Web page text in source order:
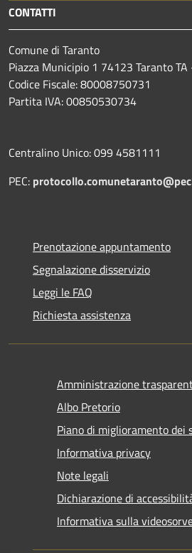
CONTATTI
Comune di Taranto
Piazza Municipio 1 74123 Taranto
Codice Fiscale: 80008750731
Partita IVA: 00850530734
Centralino Unico: 099 4581111
PEC:
Prenotazione appuntamento
Segnalazione disservizio
Leggi le FAQ
Richiesta assistenza
Amministrazione
Albo Pretorio
Piano di miglioramento dei
Informativa privacy
Note legali
Dichiarazione di
Informativa sulla